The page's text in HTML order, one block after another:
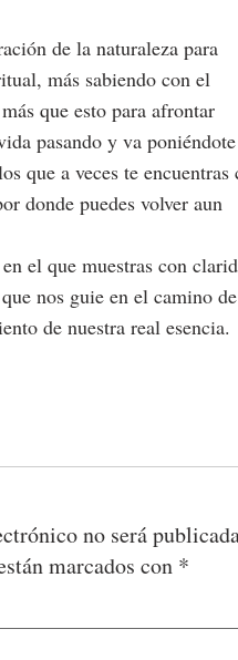
de la naturaleza para
más sabiendo con el
que esto para afrontar
pasando y va poniéndote
que a veces te encuentras
donde puedes volver aun
el que muestras con
nos guie en el camino
de nuestra real esencia.
no será
marcados con *